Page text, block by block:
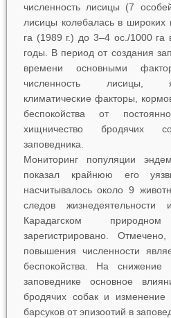
численность лисицы (7
лисицы колебалась в
га (1989 г.) до 3–4 ос./1000
годы. В период от создания
времени основными
численность лисицы,
климатические факторы,
беспокойства от
хищничество бродячих
заповедника.
Мониторинг популяции
показал крайнюю его
насчитывалось около 9
следов
Карадагском
зарегистрировано.
повышения численности
беспокойства. На снижение
заповеднике основное
бродячих собак и изменение
барсуков от эпизоотий в